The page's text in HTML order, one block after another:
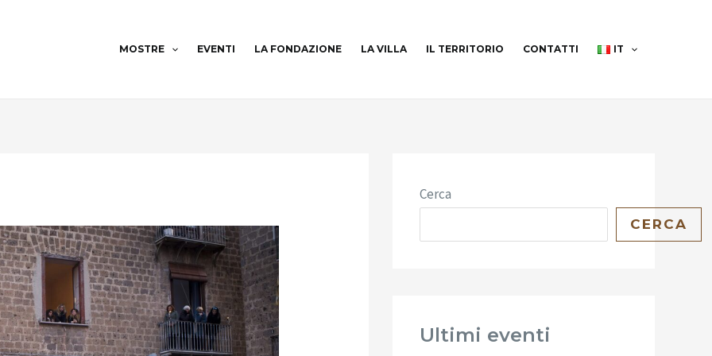
MOSTRE EVENTI LA FONDAZIONE LA VILLA IL TERRITORIO CONTATTI IT
Cerca
CERCA
Ultimi eventi